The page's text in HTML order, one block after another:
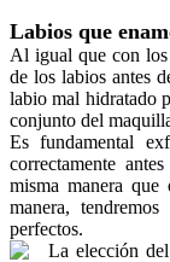
Labios que
Al igual que con
de los labios antes
labio mal hidratado
conjunto del
Es fundamental
correctamente
misma manera que
manera,
perfectos.
La elección